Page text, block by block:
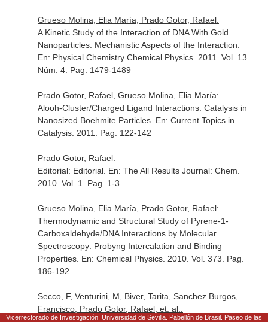
Grueso Molina, Elia María, Prado Gotor, Rafael:
A Kinetic Study of the Interaction of DNA With Gold
Nanoparticles: Mechanistic Aspects of the Interaction.
En: Physical Chemistry Chemical Physics. 2011. Vol. 13.
Núm. 4. Pag. 1479-1489
Prado Gotor, Rafael, Grueso Molina, Elia María:
Alooh-Cluster/Charged Ligand Interactions: Catalysis in
Nanosized Boehmite Particles. En: Current Topics in
Catalysis. 2011. Pag. 122-142
Prado Gotor, Rafael:
Editorial: Editorial. En: The All Results Journal: Chem
2010. Vol. 1. Pag. 1-3
Grueso Molina, Elia María, Prado Gotor, Rafael:
Thermodynamic and Structural Study of Pyrene-1-
Carboxaldehyde/DNA Interactions by Molecular
Spectroscopy: Probyng Intercalation and Binding
Properties. En: Chemical Physics. 2010. Vol. 373. Pag.
186-192
Secco, F, Venturini, M, Biver, Tarita, Sanchez Burgos,
Francisco, Prado Gotor, Rafael, et. al.:
Vicerrectorado de Investigación. Universidad de Sevilla. Pabellón de Brasil. Paseo de las